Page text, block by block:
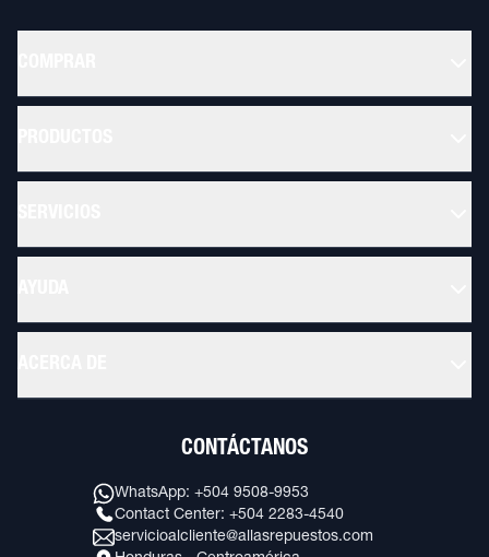
CONTÁCTANOS
WhatsApp: +504 9508-9953
Contact Center: +504 2283-4540
servicioalcliente@allasrepuestos.com